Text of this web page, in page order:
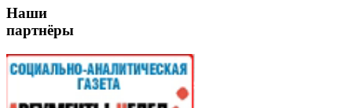
Наши
партнёры